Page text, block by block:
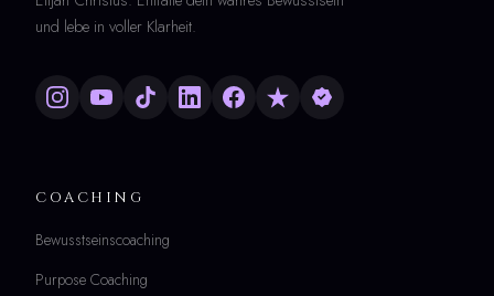
und lebe in voller Klarheit.
COACHING
Bewusstseinscoaching
Purpose Coaching